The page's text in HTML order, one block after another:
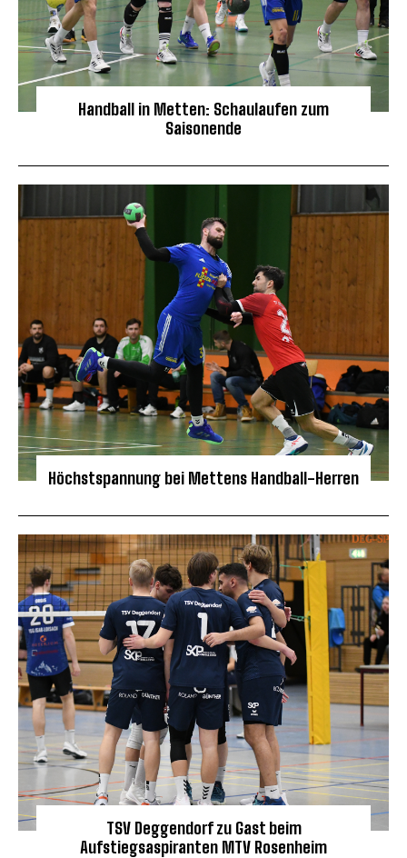
Handball in Metten: Schaulaufen zum
Saisonende
Höchstspannung bei Mettens Handball-Herren
TSV Deggendorf zu Gast beim
Aufstiegsaspiranten MTV Rosenheim